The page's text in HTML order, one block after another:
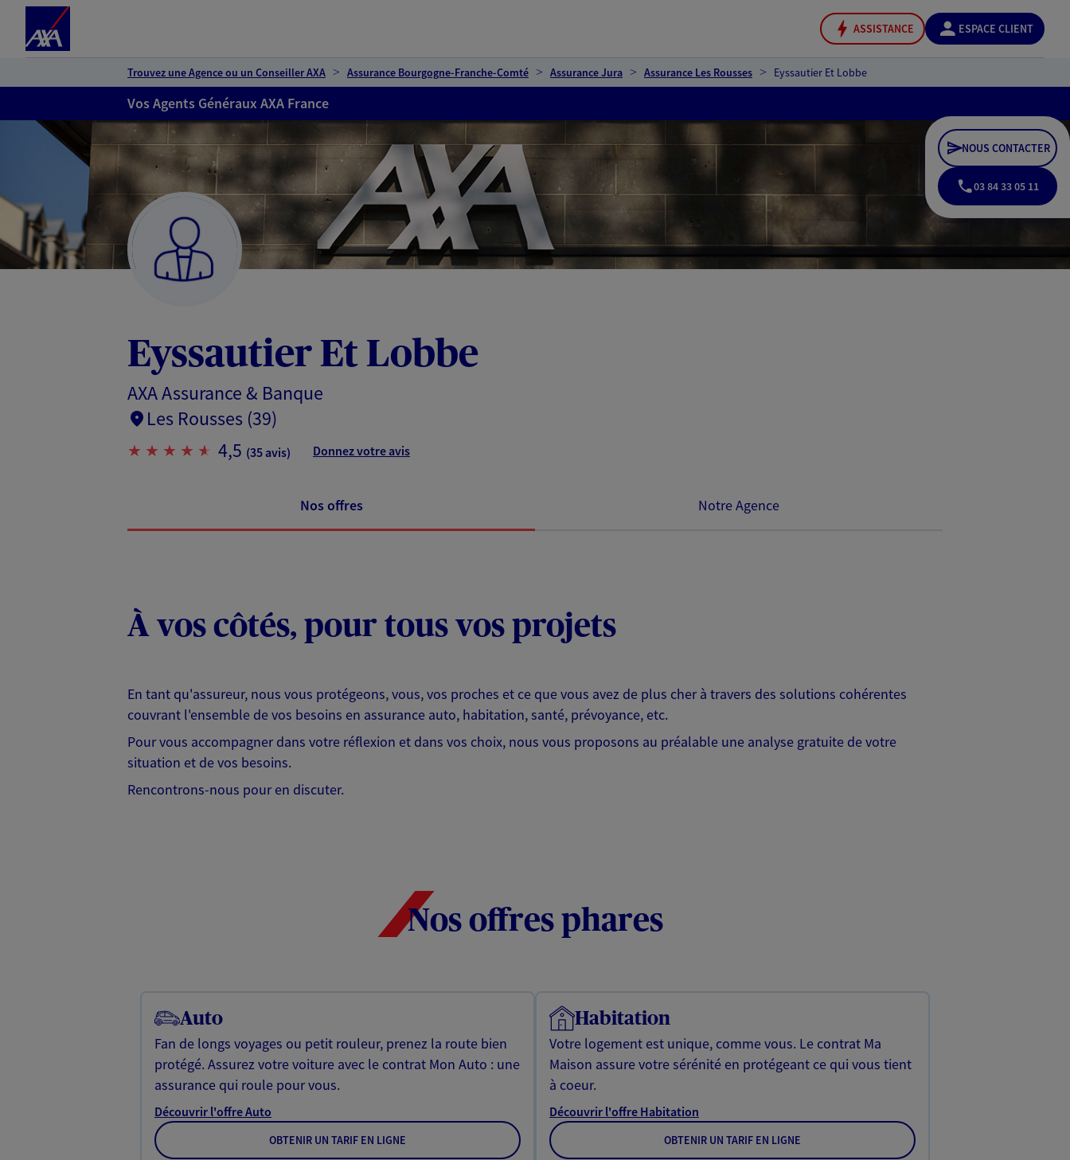
ASSISTANCE ESPACE CLIENT
Trouvez une Agence ou un Conseiller AXA Assurance Bourgogne-Franche-Comté Assurance Jura Assurance Les Rousses Eyssautier Et Lobbe
Vos Agents Généraux AXA France
Eyssautier Et Lobbe
AXA Assurance & Banque
Les Rousses (39)
4,5 (35 avis) Donnez votre avis
NOUS CONTACTER
03 84 33 05 11
Nos offres Notre Agence
À vos côtés, pour tous vos projets
En tant qu'assureur, nous vous protégeons, vous, vos proches et ce que vous avez de plus cher à travers des solutions cohérentes
couvrant l'ensemble de vos besoins en assurance auto, habitation, santé, prévoyance, etc.
Pour vous accompagner dans votre réflexion et dans vos choix, nous vous proposons au préalable une analyse gratuite de votre
situation et de vos besoins.
Rencontrons-nous pour en discuter.
Nos offres phares
Auto
Fan de longs voyages ou petit rouleur, prenez la route bien
protégé. Assurez votre voiture avec le contrat Mon Auto : une
assurance qui roule pour vous.
Découvrir l'offre Auto
OBTENIR UN TARIF EN LIGNE
Habitation
Votre logement est unique, comme vous. Le contrat Ma
Maison assure votre sérénité en protégeant ce qui vous tient
à coeur.
Découvrir l'offre Habitation
OBTENIR UN TARIF EN LIGNE